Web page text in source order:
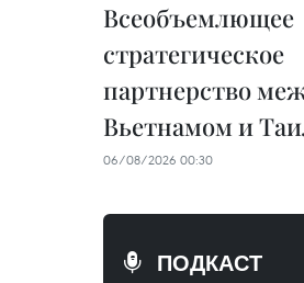
Всеобъемлющее
стратегическое
партнерство
Вьетнамом и
06/08/2026 00:30
ПОДКАСТ